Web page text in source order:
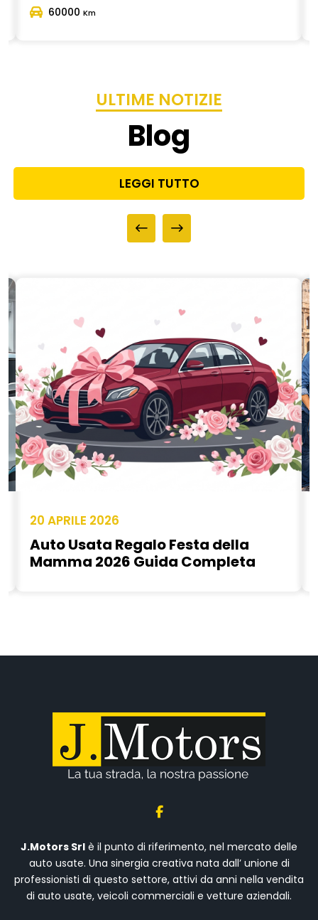
60000Km
ULTIME NOTIZIE
Blog
LEGGI TUTTO
20 APRILE 2026
Auto Usata Regalo Festa della
Mamma 2026 Guida Completa
J.Motors Srl è il punto di riferimento, nel mercato delle
auto usate. Una sinergia creativa nata dall’ unione di
professionisti di questo settore, attivi da anni nella vendita
di auto usate, veicoli commerciali e vetture aziendali.